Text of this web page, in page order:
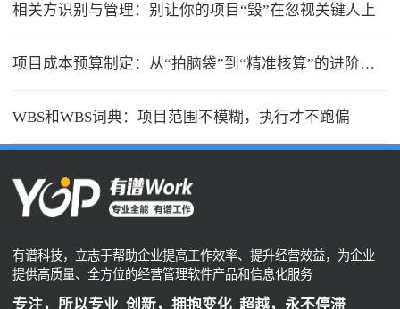
相关方识别与管理：别让你的项目“毁”在忽视关键人上
项目成本预算制定：从“拍脑袋”到“精准核算”的进阶之路
WBS和WBS词典：项目范围不模糊，执行才不跑偏
有谱科技，立志于帮助企业提高工作效率、提升经营效益，为企业
提供高质量、全方位的经营管理软件产品和信息化服务
专注，所以专业 创新，拥抱变化 超越，永不停滞